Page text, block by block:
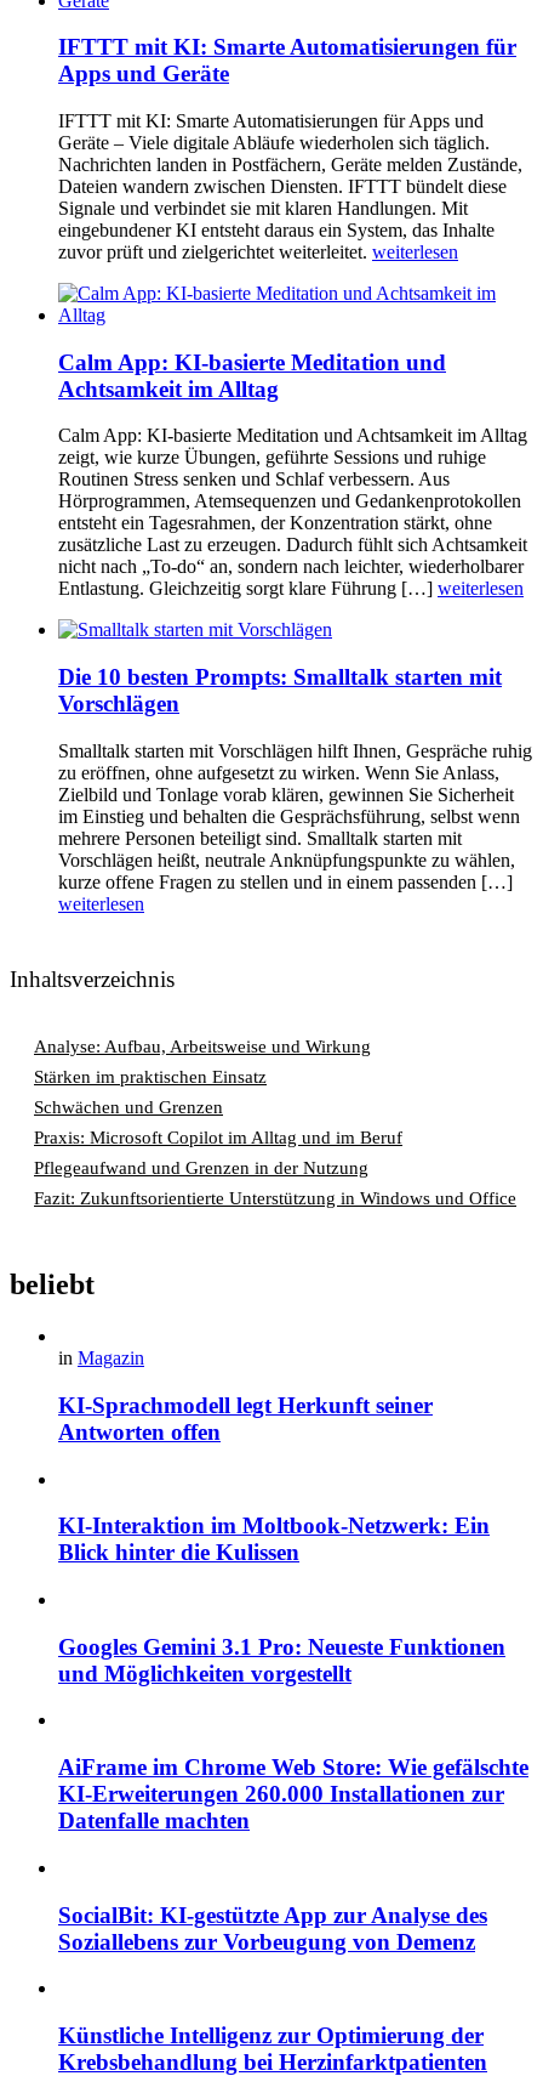
IFTTT mit KI: Smarte Automatisierungen für
Apps und Geräte
IFTTT mit KI: Smarte Automatisierungen für Apps und
Geräte – Viele digitale Abläufe wiederholen sich täglich.
Nachrichten landen in Postfächern, Geräte melden Zustände,
Dateien wandern zwischen Diensten. IFTTT bündelt diese
Signale und verbindet sie mit klaren Handlungen. Mit
eingebundener KI entsteht daraus ein System, das Inhalte
zuvor prüft und zielgerichtet weiterleitet. weiterlesen
Calm App: KI-basierte Meditation und
Achtsamkeit im Alltag
Calm App: KI-basierte Meditation und Achtsamkeit im Alltag
zeigt, wie kurze Übungen, geführte Sessions und ruhige
Routinen Stress senken und Schlaf verbessern. Aus
Hörprogrammen, Atemsequenzen und Gedankenprotokollen
entsteht ein Tagesrahmen, der Konzentration stärkt, ohne
zusätzliche Last zu erzeugen. Dadurch fühlt sich Achtsamkeit
nicht nach „To-do“ an, sondern nach leichter, wiederholbarer
Entlastung. Gleichzeitig sorgt klare Führung […] weiterlesen
Die 10 besten Prompts: Smalltalk starten mit
Vorschlägen
Smalltalk starten mit Vorschlägen hilft Ihnen, Gespräche ruhig
zu eröffnen, ohne aufgesetzt zu wirken. Wenn Sie Anlass,
Zielbild und Tonlage vorab klären, gewinnen Sie Sicherheit
im Einstieg und behalten die Gesprächsführung, selbst wenn
mehrere Personen beteiligt sind. Smalltalk starten mit
Vorschlägen heißt, neutrale Anknüpfungspunkte zu wählen,
kurze offene Fragen zu stellen und in einem passenden […]
weiterlesen
Inhaltsverzeichnis
Analyse: Aufbau, Arbeitsweise und Wirkung
Stärken im praktischen Einsatz
Schwächen und Grenzen
Praxis: Microsoft Copilot im Alltag und im Beruf
Pflegeaufwand und Grenzen in der Nutzung
Fazit: Zukunftsorientierte Unterstützung in Windows und Office
beliebt
in Magazin
KI-Sprachmodell legt Herkunft seiner
Antworten offen
KI-Interaktion im Moltbook-Netzwerk: Ein
Blick hinter die Kulissen
Googles Gemini 3.1 Pro: Neueste Funktionen
und Möglichkeiten vorgestellt
AiFrame im Chrome Web Store: Wie gefälschte
KI-Erweiterungen 260.000 Installationen zur
Datenfalle machten
SocialBit: KI-gestützte App zur Analyse des
Soziallebens zur Vorbeugung von Demenz
Künstliche Intelligenz zur Optimierung der
Krebsbehandlung bei Herzinfarktpatienten